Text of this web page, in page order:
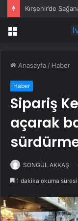
Kırşehir’de
Menü
Anasayfa / Haber
Haber
Sipariş
açarak
SONGÜL AKKAŞ
1 dakika okuma süresi